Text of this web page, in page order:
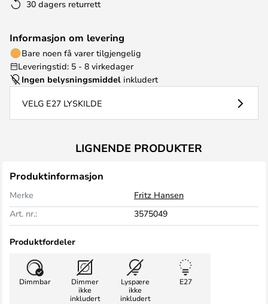
30 dagers returrett
Informasjon om levering
Bare noen få varer tilgjengelig
Leveringstid: 5 - 8 virkedager
Ingen belysningsmiddel inkludert
VELG E27 LYSKILDE
LIGNENDE PRODUKTER
Produktinformasjon
Merke
Fritz Hansen
Art. nr.:
3575049
Produktfordeler
Dimmbar
Dimmer
ikke
inkludert
Lyspære
ikke
inkludert
E27